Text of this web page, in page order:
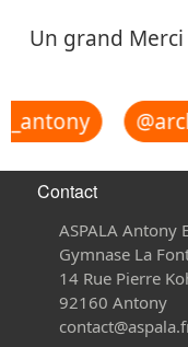
Un grand
Contact
ASPALA Antony
Gymnase La
14 Rue Pierre
92160 Antony